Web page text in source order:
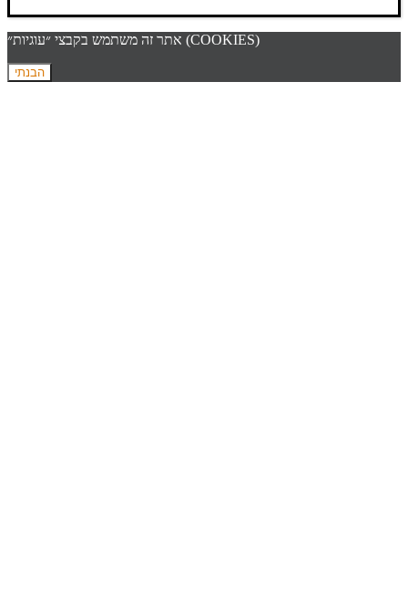
אתר זה משתמש בקבצי ״עוגיות״ (COOKIES)
הבנתי